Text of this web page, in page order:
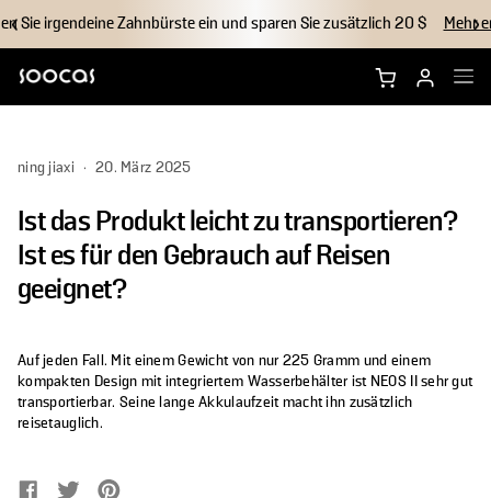
Sie irgendeine Zahnbürste ein und sparen Sie zusätzlich 20 $ Mehr
Bürstenköpfe
Zubehör
Warum Soocas?
Support
ning jiaxi · 20. März 2025
Ist das Produkt leicht zu transportieren?
Ist es für den Gebrauch auf Reisen
geeignet?
Auf jeden Fall. Mit einem Gewicht von nur 225 Gramm und einem
kompakten Design mit integriertem Wasserbehälter ist NEOS II sehr gut
transportierbar. Seine lange Akkulaufzeit macht ihn zusätzlich
reisetauglich.
Auf Facebook teilen
Öffnet in einem neuen Fenster.
Auf Twitter tweeten
Öffnet in einem neuen Fenster.
Auf Pinterest pinnen
Öffnet in einem neuen Fenster.